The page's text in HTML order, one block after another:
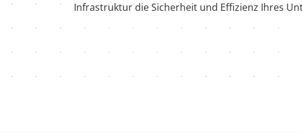
Infrastruktur die Sicherheit und Effizienz Ihres